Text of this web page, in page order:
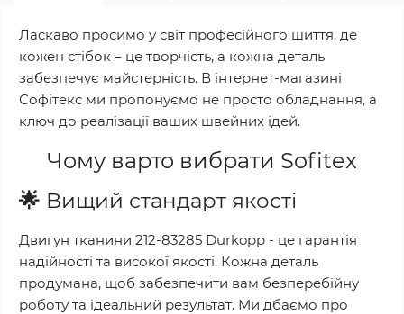
Ласкаво просимо у світ професійного шиття, де
кожен стібок – це творчість, а кожна деталь
забезпечує майстерність. В інтернет-магазині
Софітекс ми пропонуємо не просто обладнання, а
ключ до реалізації ваших швейних ідей.
Чому варто вибрати Sofitex
🌟 Вищий стандарт якості
Двигун тканини 212-83285 Durkopp - це гарантія
надійності та високої якості. Кожна деталь
продумана, щоб забезпечити вам безперебійну
роботу та ідеальний результат. Ми дбаємо про